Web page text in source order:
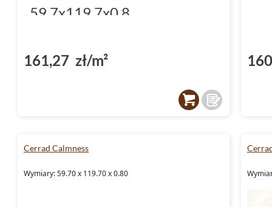
59.7x119.7x0.8
161,27 zł/m²
Cerrad Calmness
Wymiary: 59.70 x 119.70 x 0.80